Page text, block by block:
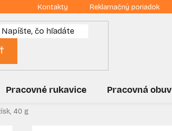
Kontakty Reklamačný poriadok
Pracovné rukavice Pracovná obuv
40 g